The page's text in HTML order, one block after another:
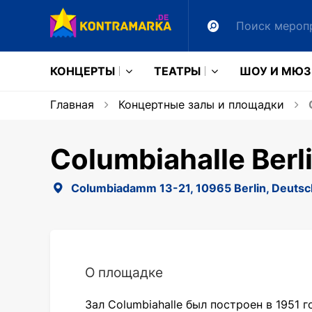
КОНЦЕРТЫ ТЕАТРЫ ШОУ И
Главная Концертные залы и площадки
Columbiahalle
Columbiadamm 13-21, 10965 Berlin,
О площадке
Зал Columbiahalle был построен в 1951